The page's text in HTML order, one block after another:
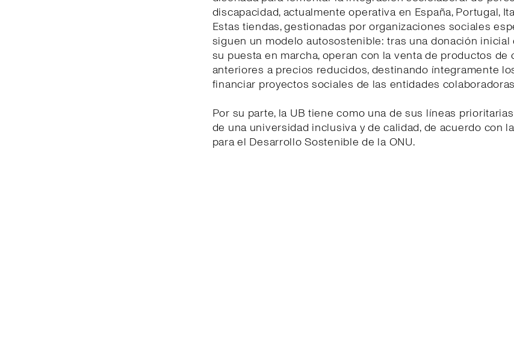
discapacidad, actualmente operativa en España, Portugal,
Estas tiendas, gestionadas por organizaciones sociales
siguen un modelo autosostenible: tras una donación inicial
su puesta en marcha, operan con la venta de productos de
anteriores a precios reducidos, destinando íntegramente
financiar proyectos sociales de las entidades
Por su parte, la UB tiene como una de sus líneas
de una universidad inclusiva y de calidad, de acuerdo con
para el Desarrollo Sostenible de la ONU.